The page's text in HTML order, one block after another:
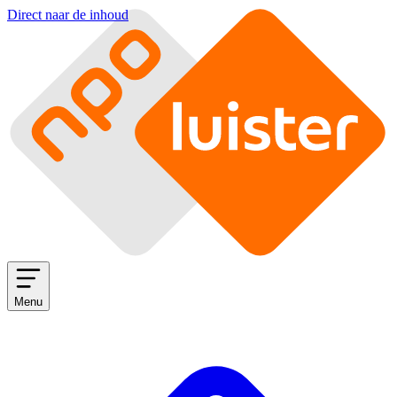
Direct naar de inhoud
Menu